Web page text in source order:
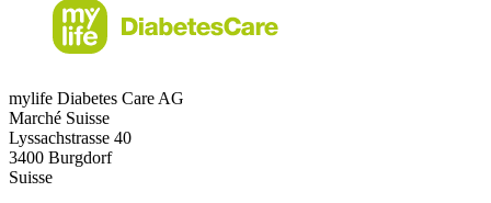
mylife Diabetes Care AG
Marché Suisse
Lyssachstrasse 40
3400 Burgdorf
Suisse